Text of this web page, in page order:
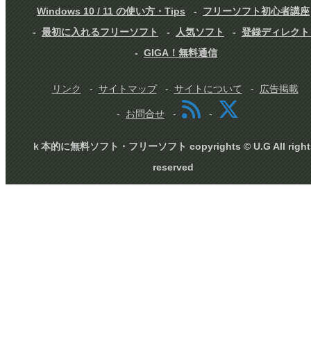
Windows 10 / 11 の使い方・Tips
フリーソフト初心者講座
最初に入れるフリーソフト
人気ソフト
登録ディレク
GIGA！無料通信
リンク サイトマップ サイトについて 広告掲載
お問合せ
ｋ本的に無料ソフト・フリーソフト copyrights © U.G All
reserved